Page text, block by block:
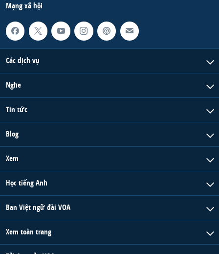
Mạng xã hội
Các dịch vụ
Nghe
Tin tức
Blog
Xem
Học tiếng Anh
Ban Việt ngữ đài VOA
Xem toàn trang